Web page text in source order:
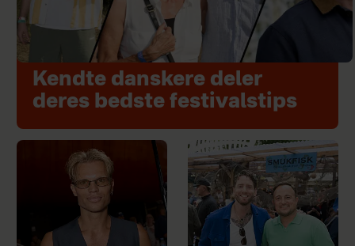
Kendte danskere deler
deres bedste festivalstips